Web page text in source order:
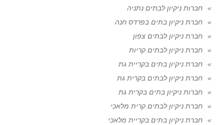
חברות ניקיון לבתים נתניה
חברת ניקיון בתים בפרדס חנה
חברת ניקיון לבתים צפון
חברת ניקיון לבתים קריות
חברת ניקיון בתים בקריית גת
חברת ניקיון לבתים בקרית גת
חברות ניקיון בתים בקרית גת
חברת ניקיון לבתים קרית מלאכי
חברת ניקיון בתים בקריית מלאכי